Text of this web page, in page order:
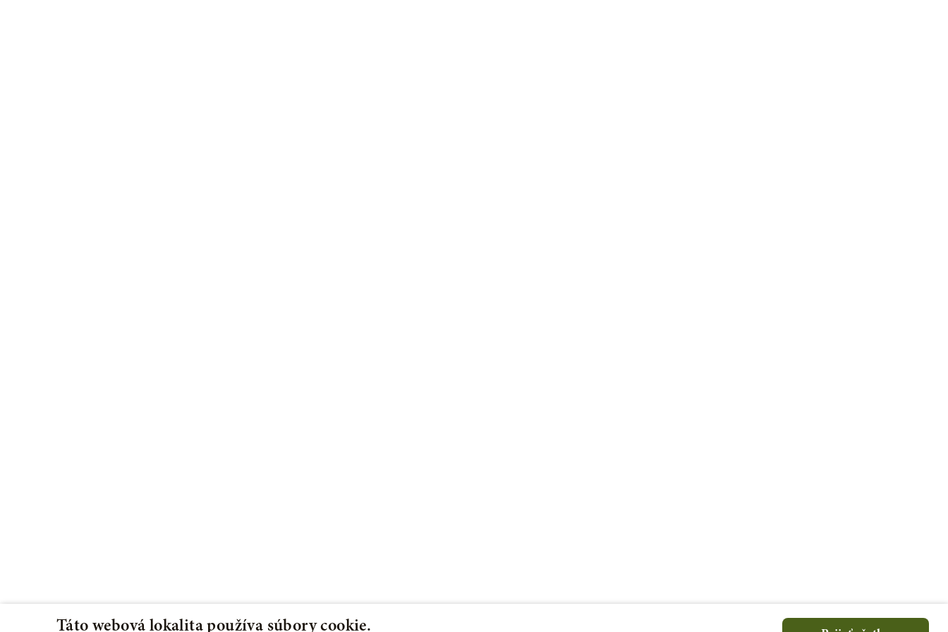
Táto webová lokalita používa súbory cookie.